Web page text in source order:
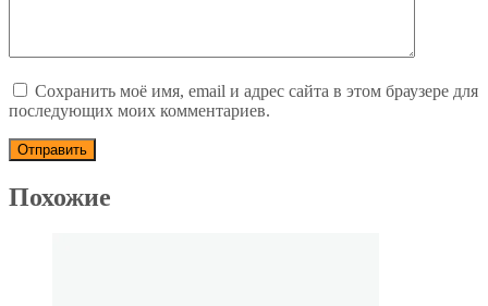
Сохранить моё имя, email и адрес сайта в этом браузере для
последующих моих комментариев.
Похожие